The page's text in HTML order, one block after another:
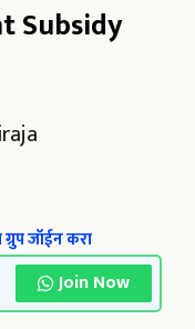
Subsidy
जॉईन करा
Join Now